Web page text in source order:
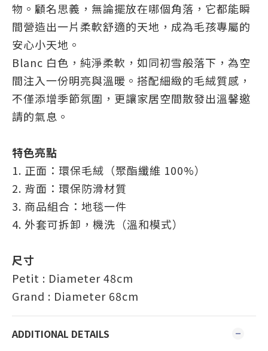
物。顧名思義，無論擺放在哪個角落，它都能瞬
間營造出一片柔軟舒適的天地，成為毛孩專屬的
安心小天地。
Blanc 白色，純淨柔軟，如同初雪般落下，為空
間注入一份明亮與溫暖。搭配細緻的毛絨質感，
不僅添增季節氛圍，更讓家居空間散發出溫馨邀
請的氣息。
特色亮點
1. 正面：環保毛絨（聚酯纖維 100%）
2. 背面：環保防滑材質
3. 商品組合：地毯一件
4. 外套可拆卸，機洗（溫和模式）
尺寸
Petit : Diameter 48cm
Grand : Diameter 68cm
ADDITIONAL DETAILS